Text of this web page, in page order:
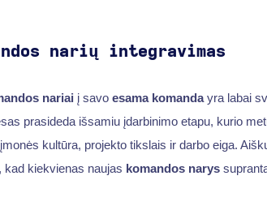
narių integravimas
nariai į savo esama komandayra labai
prasideda išsamiu įdarbinimo etapu, kurio
kultūra, projekto tikslais ir darbo eiga.
kiekvienas naujas komandos narys